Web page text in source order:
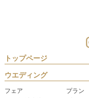
トップページ
ウエディング
フェア
プラン